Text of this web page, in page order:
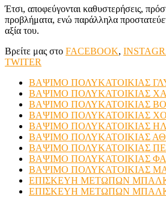
Έτσι, αποφεύγονται καθυστερήσεις,
προβλήματα, ενώ παράλληλα
αξία του.
Βρείτε μας στο FACEBOOK,
TWITER
ΒΑΨΙΜΟ ΠΟΛΥΚΑΤΟΙΚΙΑΣ
ΒΑΨΙΜΟ ΠΟΛΥΚΑΤΟΙΚΙΑΣ
ΒΑΨΙΜΟ ΠΟΛΥΚΑΤΟΙΚΙΑΣ
ΒΑΨΙΜΟ ΠΟΛΥΚΑΤΟΙΚΙΑΣ
ΒΑΨΙΜΟ ΠΟΛΥΚΑΤΟΙΚΙΑΣ
ΒΑΨΙΜΟ ΠΟΛΥΚΑΤΟΙΚΙΑΣ
ΒΑΨΙΜΟ ΠΟΛΥΚΑΤΟΙΚΙΑΣ
ΒΑΨΙΜΟ ΠΟΛΥΚΑΤΟΙΚΙΑΣ
ΒΑΨΙΜΟ ΠΟΛΥΚΑΤΟΙΚΙΑΣ
ΕΠΙΣΚΕΥΗ ΜΕΤΩΠΩΝ
ΕΠΙΣΚΕΥΗ ΜΕΤΩΠΩΝ